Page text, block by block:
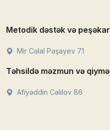
Metodik dəstək və
Mir Cəlal Paşayev 71
Təhsildə məzmun və
Afiyəddin Cəlilov 86